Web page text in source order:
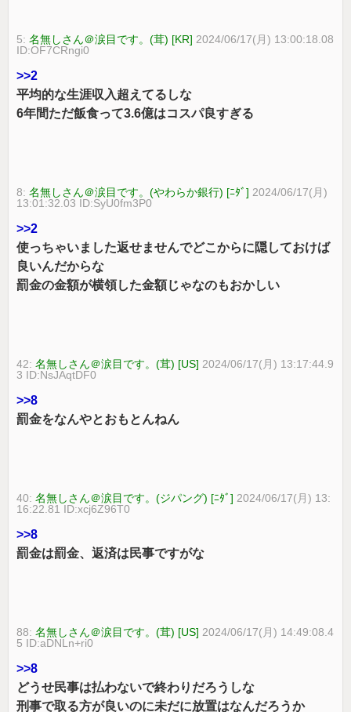
5:名無しさん＠涙目です。(茸) [KR] 2024/06/17(月) 13:00:18.08
ID:OF7CRngi0
>>2
平均的な生涯収入超えてるしな
6年間ただ飯食って3.6億はコスパ良すぎる
8:名無しさん＠涙目です。(やわらか銀行) [ﾆﾀﾞ] 2024/06/17(月)
13:01:32.03 ID:SyU0fm3P0
>>2
使っちゃいました返せませんでどこからに隠しておけば
良いんだからな
罰金の金額が横領した金額じゃなのもおかしい
42:名無しさん＠涙目です。(茸) [US] 2024/06/17(月) 13:17:44.9
3 ID:NsJAqtDF0
>>8
罰金をなんやとおもとんねん
40:名無しさん＠涙目です。(ジパング) [ﾆﾀﾞ] 2024/06/17(月) 13:
16:22.81 ID:xcj6Z96T0
>>8
罰金は罰金、返済は民事ですがな
88:名無しさん＠涙目です。(茸) [US] 2024/06/17(月) 14:49:08.4
5 ID:aDNLn+ri0
>>8
どうせ民事は払わないで終わりだろうしな
刑事で取る方が良いのに未だに放置はなんだろうか